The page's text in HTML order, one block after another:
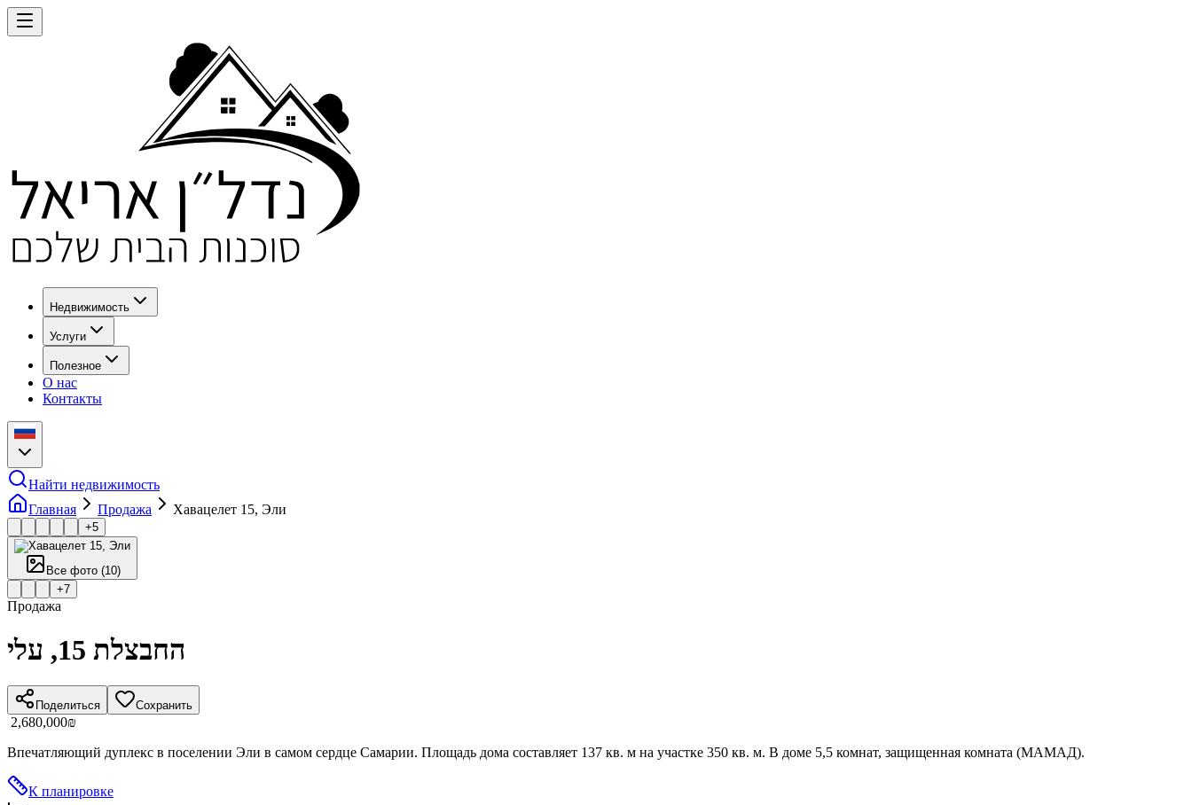
Недвижимость
Услуги
Полезное
О нас
Контакты
Найти недвижимость
Главная
Продажа Хавацелет 15, Эли
+5
Все фото(10)
+7
Продажа
החבצלת 15, עלי
Поделиться Сохранить
‏2,680,000 ‏₪
Впечатляющий дуплекс в поселении Эли в самом сердце Самарии. Площадь дома составляет 137 кв. м на участке 350 кв. м. В доме 5,5 комнат, защищенная комната (МАМАД).
К планировке